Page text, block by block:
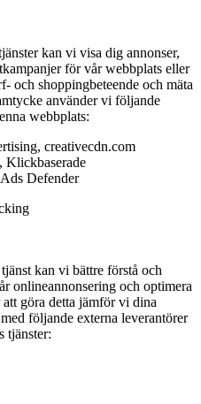
kan vi visa dig annonser,
för vår webbplats eller
och shoppingbeteende och mäta
använder vi följande
webbplats:
creativecdn.com
Klickbaserade
Defender
kan vi bättre förstå och
onlineannonsering och optimera
göra detta jämför vi dina
följande externa leverantörer
tjänster: